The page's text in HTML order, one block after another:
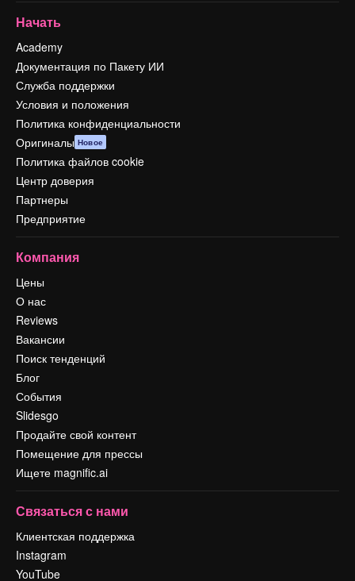
Начать
Academy
Документация по Пакету ИИ
Служба поддержки
Условия и положения
Политика конфиденциальности
Оригиналы Новое
Политика файлов cookie
Центр доверия
Партнеры
Предприятие
Компания
Цены
О нас
Reviews
Вакансии
Поиск тенденций
Блог
События
Slidesgo
Продайте свой контент
Помещение для прессы
Ищете magnific.ai
Связаться с нами
Клиентская поддержка
Instagram
YouTube